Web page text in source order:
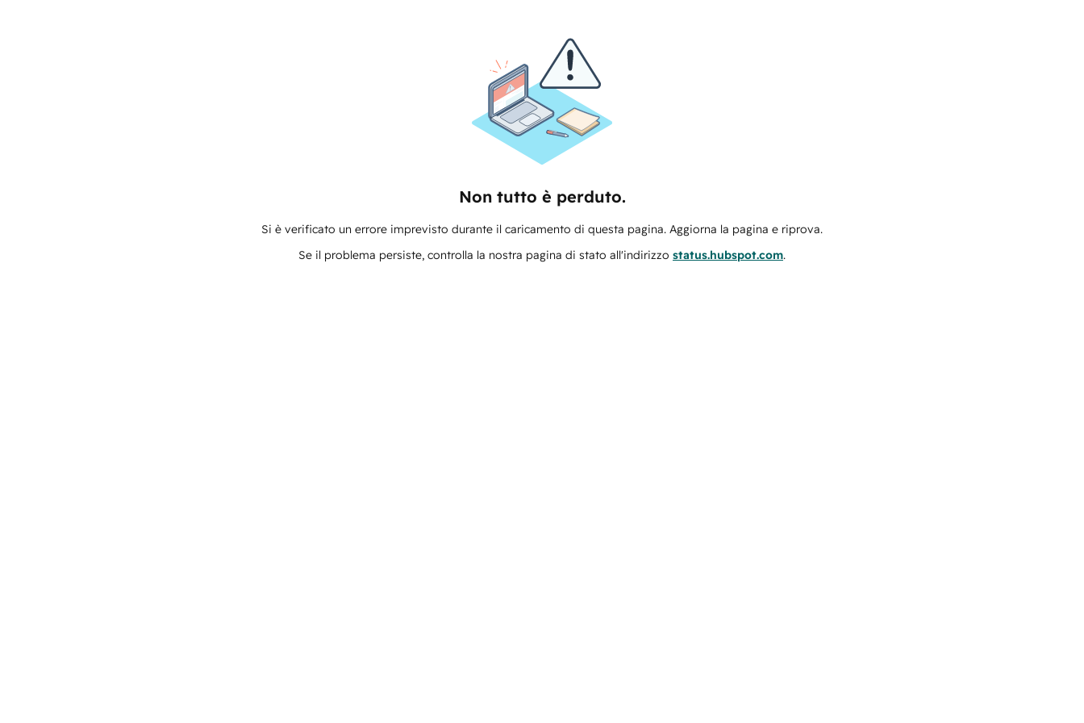
Non tutto è perduto.
Si è verificato un errore imprevisto durante il caricamento di questa pagina. Aggiorna la pagina e riprova.
Se il problema persiste, controlla la nostra pagina di stato all'indirizzo status.hubspot.com.